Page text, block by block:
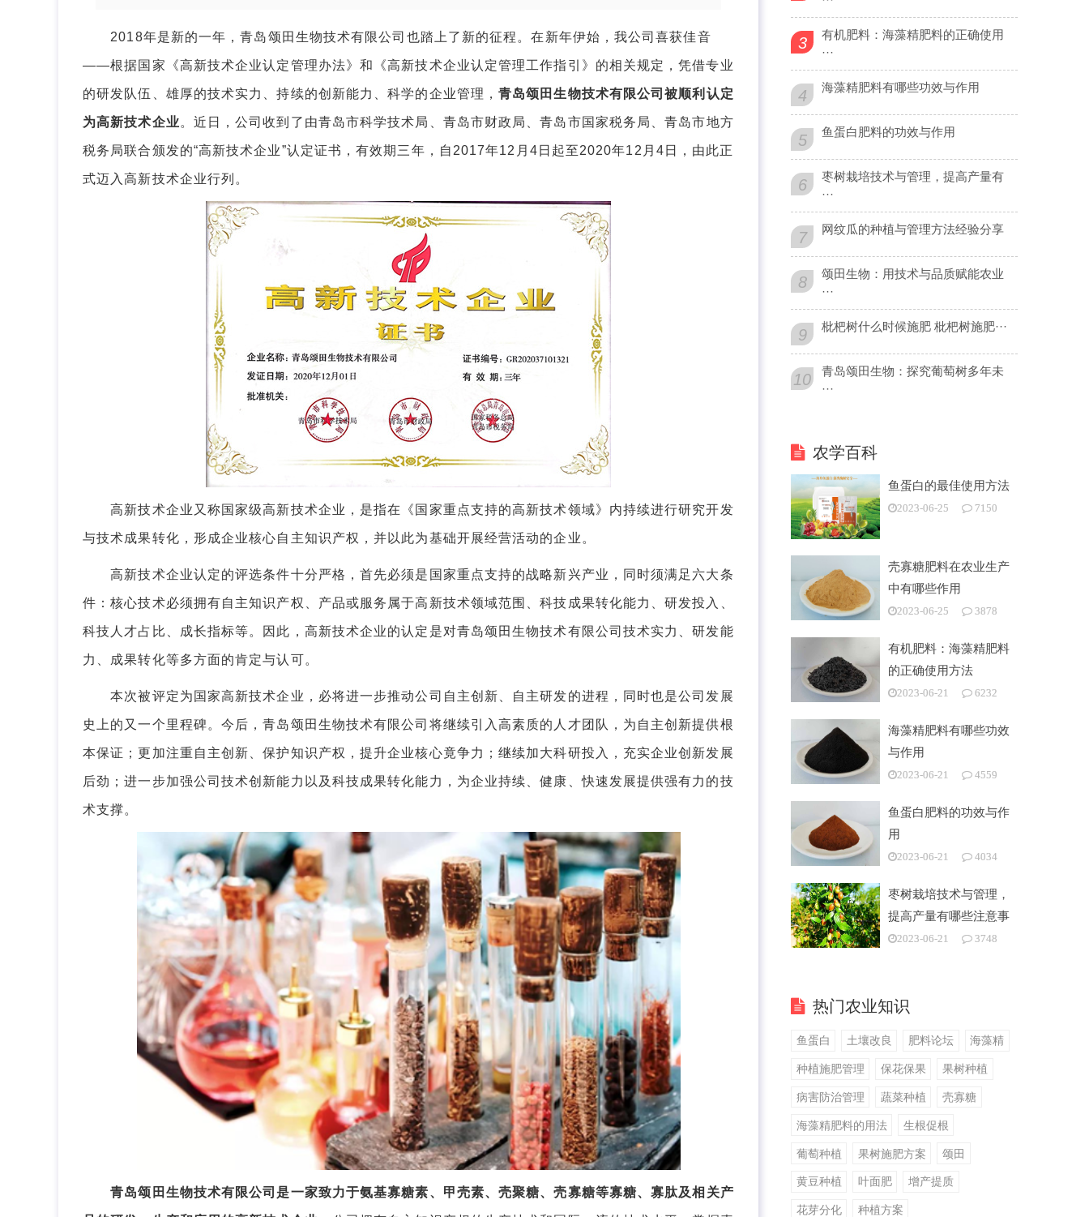
2018年是新的一年，青岛颂田生物技术有限公司也踏上了新的征程。在新年伊始，我公司喜获佳音
——根据国家《高新技术企业认定管理办法》和《高新技术企业认定管理工作指引》的相关规定，凭借专业
的研发队伍、雄厚的技术实力、持续的创新能力、科学的企业管理，青岛颂田生物技术有限公司被顺利认定
为高新技术企业。近日，公司收到了由青岛市科学技术局、青岛市财政局、青岛市国家税务局、青岛市地方
税务局联合颁发的“高新技术企业”认定证书，有效期三年，自2017年12月4日起至2020年12月4日，由此正
式迈入高新技术企业行列。
高新技术企业又称国家级高新技术企业，是指在《国家重点支持的高新技术领域》内持续进行研究开发
与技术成果转化，形成企业核心自主知识产权，并以此为基础开展经营活动的企业。
高新技术企业认定的评选条件十分严格，首先必须是国家重点支持的战略新兴产业，同时须满足六大条
件：核心技术必须拥有自主知识产权、产品或服务属于高新技术领域范围、科技成果转化能力、研发投入、
科技人才占比、成长指标等。因此，高新技术企业的认定是对青岛颂田生物技术有限公司技术实力、研发能
力、成果转化等多方面的肯定与认可。
本次被评定为国家高新技术企业，必将进一步推动公司自主创新、自主研发的进程，同时也是公司发展
史上的又一个里程碑。今后，青岛颂田生物技术有限公司将继续引入高素质的人才团队，为自主创新提供根
本保证；更加注重自主创新、保护知识产权，提升企业核心竟争力；继续加大科研投入，充实企业创新发展
后劲；进一步加强公司技术创新能力以及科技成果转化能力，为企业持续、健康、快速发展提供强有力的技
术支撑。
青岛颂田生物技术有限公司是一家致力于氨基寡糖素、甲壳素、壳聚糖、壳寡糖等寡糖、寡肽及相关产
3
有机肥料：海藻精肥料的正确使用
···
4 海藻精肥料有哪些功效与作用
5 鱼蛋白肥料的功效与作用
6
枣树栽培技术与管理，提高产量有
···
7 网纹瓜的种植与管理方法经验分享
8
颂田生物：用技术与品质赋能农业
···
9 枇杷树什么时候施肥 枇杷树施肥···
10
青岛颂田生物：探究葡萄树多年未
···
农学百科
鱼蛋白的最佳使用方法
2023-06-25 7150
壳寡糖肥料在农业生产
中有哪些作用
2023-06-25 3878
有机肥料：海藻精肥料
的正确使用方法
2023-06-21 6232
海藻精肥料有哪些功效
与作用
2023-06-21 4559
鱼蛋白肥料的功效与作
用
2023-06-21 4034
枣树栽培技术与管理，
提高产量有哪些注意事
项2023-06-21 3748
热门农业知识
鱼蛋白 土壤改良 肥料论坛 海藻精
种植施肥管理 保花保果 果树种植
病害防治管理 蔬菜种植 壳寡糖
海藻精肥料的用法 生根促根
葡萄种植 果树施肥方案 颂田
黄豆种植 叶面肥 增产提质
花芽分化 种植方案